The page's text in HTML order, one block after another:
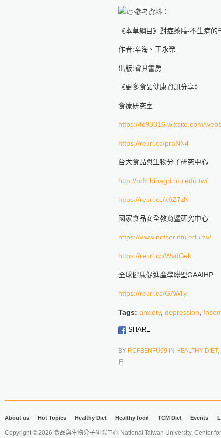
參考資料：
《本草綱目》對症藥膳-不生病的
作者:辛海、王永榮
出版:睿其書房
《更多食品健康資訊分享》
食療研究室
https://fo93316.wixsite.com/
https://reurl.cc/praNN4
台大食品與生物分子研究中心
http://rcfb.bioagri.ntu.edu.tw/
https://reurl.cc/x6Z7zN
國家食品安全教育暨研究中心
https://www.ncfser.ntu.edu.tw/
https://reurl.cc/WvdGek
全球健康促進產學聯盟GAAIHP
https://reurl.cc/GAWlly
Tags: anxiety, depression
SHARE
BY RCFBENFU99 IN HEALTHY DIET,
日
About us Hot Topics Healthy Diet Healthy food TCM Diet Events
Copyright © 2026 食品與生物分子研究中心 National Taiwan University. Center